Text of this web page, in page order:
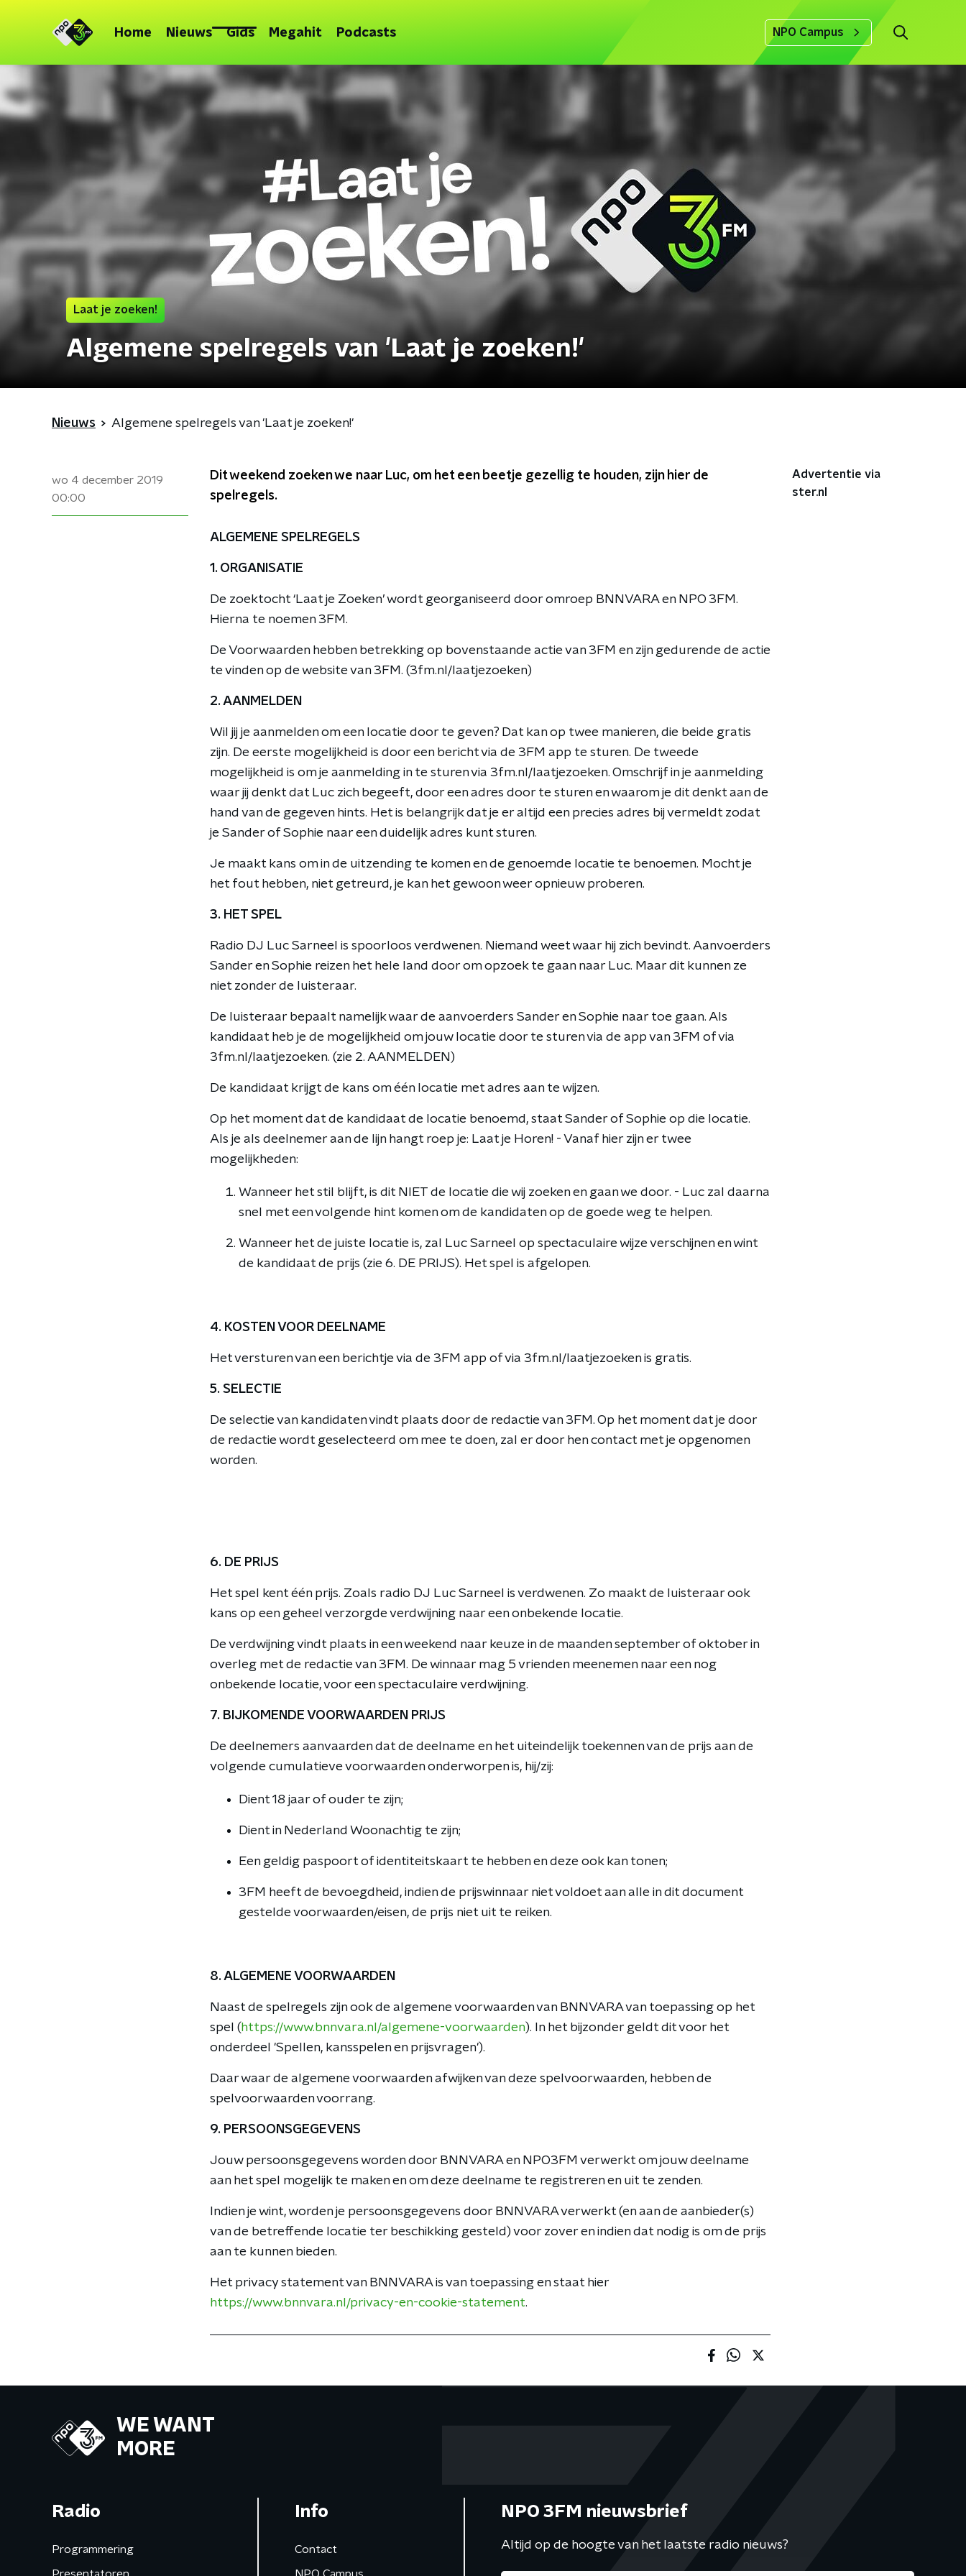
Home Nieuws Gids Megahit Podcasts NPO Campus
Laat je zoeken!
Algemene spelregels van 'Laat je zoeken!'
Nieuws Algemene spelregels van 'Laat je zoeken!'
wo 4 december 2019
00:00
Dit weekend zoeken we naar Luc, om het een beetje gezellig te houden, zijn hier de
spelregels.
ALGEMENE SPELREGELS
1. ORGANISATIE
De zoektocht ‘Laat je Zoeken’ wordt georganiseerd door omroep BNNVARA en NPO 3FM.
Hierna te noemen 3FM.
De Voorwaarden hebben betrekking op bovenstaande actie van 3FM en zijn gedurende de actie
te vinden op de website van 3FM. (3fm.nl/laatjezoeken)
2. AANMELDEN
Wil jij je aanmelden om een locatie door te geven? Dat kan op twee manieren, die beide gratis
zijn. De eerste mogelijkheid is door een bericht via de 3FM app te sturen. De tweede
mogelijkheid is om je aanmelding in te sturen via 3fm.nl/laatjezoeken. Omschrijf in je aanmelding
waar jij denkt dat Luc zich begeeft, door een adres door te sturen en waarom je dit denkt aan de
hand van de gegeven hints. Het is belangrijk dat je er altijd een precies adres bij vermeldt zodat
je Sander of Sophie naar een duidelijk adres kunt sturen.
Je maakt kans om in de uitzending te komen en de genoemde locatie te benoemen. Mocht je
het fout hebben, niet getreurd, je kan het gewoon weer opnieuw proberen.
3. HET SPEL
Radio DJ Luc Sarneel is spoorloos verdwenen. Niemand weet waar hij zich bevindt. Aanvoerders
Sander en Sophie reizen het hele land door om opzoek te gaan naar Luc. Maar dit kunnen ze
niet zonder de luisteraar.
De luisteraar bepaalt namelijk waar de aanvoerders Sander en Sophie naar toe gaan. Als
kandidaat heb je de mogelijkheid om jouw locatie door te sturen via de app van 3FM of via
3fm.nl/laatjezoeken. (zie 2. AANMELDEN)
De kandidaat krijgt de kans om één locatie met adres aan te wijzen.
Op het moment dat de kandidaat de locatie benoemd, staat Sander of Sophie op die locatie.
Als je als deelnemer aan de lijn hangt roep je: Laat je Horen! - Vanaf hier zijn er twee
mogelijkheden:
Wanneer het stil blijft, is dit NIET de locatie die wij zoeken en gaan we door. - Luc zal daarna
snel met een volgende hint komen om de kandidaten op de goede weg te helpen.
Wanneer het de juiste locatie is, zal Luc Sarneel op spectaculaire wijze verschijnen en wint
de kandidaat de prijs (zie 6. DE PRIJS). Het spel is afgelopen.
4. KOSTEN VOOR DEELNAME
Het versturen van een berichtje via de 3FM app of via 3fm.nl/laatjezoeken is gratis.
5. SELECTIE
De selectie van kandidaten vindt plaats door de redactie van 3FM. Op het moment dat je door
de redactie wordt geselecteerd om mee te doen, zal er door hen contact met je opgenomen
worden.
6. DE PRIJS
Het spel kent één prijs. Zoals radio DJ Luc Sarneel is verdwenen. Zo maakt de luisteraar ook
kans op een geheel verzorgde verdwijning naar een onbekende locatie.
De verdwijning vindt plaats in een weekend naar keuze in de maanden september of oktober in
overleg met de redactie van 3FM. De winnaar mag 5 vrienden meenemen naar een nog
onbekende locatie, voor een spectaculaire verdwijning.
7. BIJKOMENDE VOORWAARDEN PRIJS
De deelnemers aanvaarden dat de deelname en het uiteindelijk toekennen van de prijs aan de
volgende cumulatieve voorwaarden onderworpen is, hij/zij:
Dient 18 jaar of ouder te zijn;
Dient in Nederland Woonachtig te zijn;
Een geldig paspoort of identiteitskaart te hebben en deze ook kan tonen;
3FM heeft de bevoegdheid, indien de prijswinnaar niet voldoet aan alle in dit document
gestelde voorwaarden/eisen, de prijs niet uit te reiken.
8. ALGEMENE VOORWAARDEN
Naast de spelregels zijn ook de algemene voorwaarden van BNNVARA van toepassing op het
spel (https://www.bnnvara.nl/algemene-voorwaarden). In het bijzonder geldt dit voor het
onderdeel 'Spellen, kansspelen en prijsvragen').
Daar waar de algemene voorwaarden afwijken van deze spelvoorwaarden, hebben de
spelvoorwaarden voorrang.
9. PERSOONSGEGEVENS
Jouw persoonsgegevens worden door BNNVARA en NPO3FM verwerkt om jouw deelname
aan het spel mogelijk te maken en om deze deelname te registreren en uit te zenden.
Indien je wint, worden je persoonsgegevens door BNNVARA verwerkt (en aan de aanbieder(s)
van de betreffende locatie ter beschikking gesteld) voor zover en indien dat nodig is om de prijs
aan te kunnen bieden.
Het privacy statement van BNNVARA is van toepassing en staat hier
https://www.bnnvara.nl/privacy-en-cookie-statement.
Advertentie via
ster.nl
WE WANT
MORE
Radio
Programmering
Info
Contact
NPO 3FM nieuwsbrief
Altijd op de hoogte van het laatste radio nieuws?